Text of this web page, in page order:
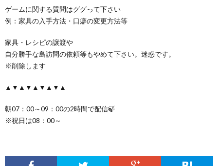
ゲームに関する質問はググって下さい
例：家具の入手方法・口癖の変更方法等
家具・レシピの譲渡や
自分勝手な島訪問の依頼等もやめて下さい。迷惑です。
※削除します
▲▼▲▼▲▼▲▼▲
朝07：00～09：00の2時間で配信🍃
※祝日は08：00～